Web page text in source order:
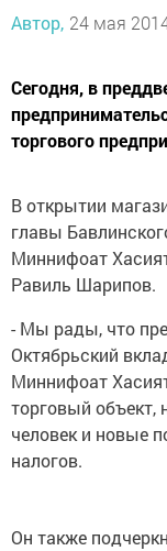
Автор, 24 мая
Сегодня, в
торгового
В открытии
главы
Миннифоат
Равиль Шарипов.
- Мы рады, что
Октябрьский
Миннифоат
торговый объект,
человек и новые
налогов.
Он также